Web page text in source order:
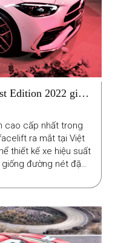
Edition 2022 giá
tìm mua
cao cấp nhất trong
ra mắt tại Việt
thiết kế xe hiệu suất
giống đường nét đặc
kiểu dáng, hãng